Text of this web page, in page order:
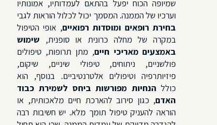
שמיופה הכוח יפעל בהתאם לעמדותיו, אמונותיו
וערכיו של הממנה. המסמך יכול לכלול הוראות לגבי
בחירת רופאים ומוסדות רפואיים, אופי הטיפול
במקרה של מחלה כרונית או סופנית, שימוש
באמצעים מאריכי חיים, מתן תרופות, טיפולים
פולשניים, ניתוחים, טיפולי שיניים, שיקום,
פיזיותרפיה וטיפולים אלטרנטיביים. בנוסף, הוא
כולל הנחיות מפורשות ביחס לשמירת כבוד
האדם, כגון סירוב להארכת חיים מלאכותית, או
הוראה להעניק טיפול תומך מלא. יש חשיבות רבה